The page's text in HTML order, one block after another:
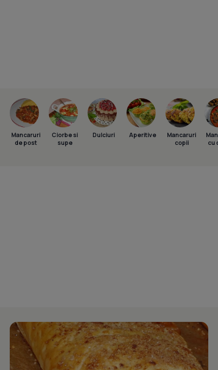
Mancaruri
de post
Ciorbe si
supe
Dulciuri Aperitive
Mancaruri
copii
cu